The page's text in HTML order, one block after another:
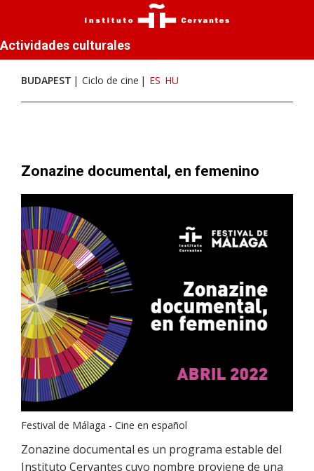
Actividades culturales
BUDAPEST Ciclo de cine ES HU
Zonazine documental, en femenino
Festival de Málaga - Cine en español
Zonazine documental es un programa estable del
Instituto Cervantes cuyo nombre proviene de una